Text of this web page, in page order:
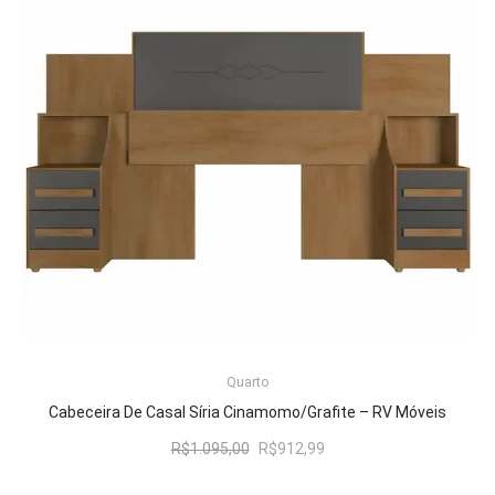
Quarto
Cabeceira De Casal Síria Cinamomo/Grafite – RV Móveis
R$1.095,00 O
R$912,99O
LER MAIS